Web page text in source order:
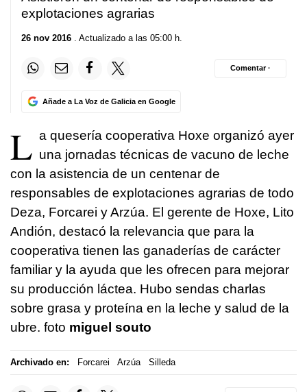
explotaciones agrarias
26 nov 2016 . Actualizado a las 05:00 h.
Añade a La Voz de Galicia en Google
Comentar ·
L a quesería cooperativa Hoxe organizó ayer
una jornadas técnicas de vacuno de leche
con la asistencia de un centenar de
responsables de explotaciones agrarias de todo
Deza, Forcarei y Arzúa. El gerente de Hoxe, Lito
Andión, destacó la relevancia que para la
cooperativa tienen las ganaderías de carácter
familiar y la ayuda que les ofrecen para mejorar
su producción láctea. Hubo sendas charlas
sobre grasa y proteína en la leche y salud de la
ubre. foto miguel souto
Archivado en: Forcarei Arzúa Silleda